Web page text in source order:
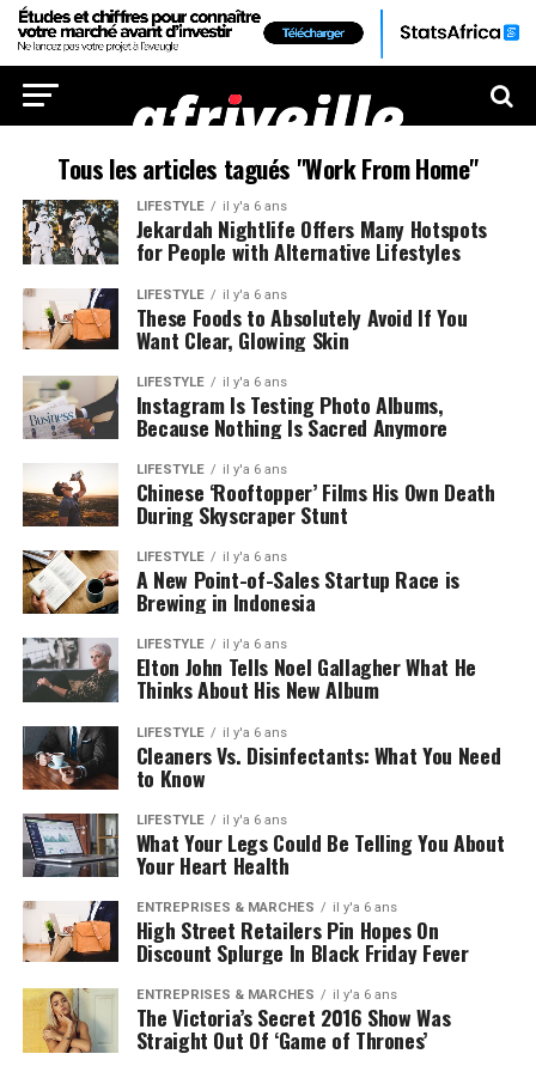
Tous les articles tagués "Work From Home"
LIFESTYLE il y'a 6 ans
Jekardah Nightlife Offers Many Hotspots
for People with Alternative Lifestyles
LIFESTYLE il y'a 6 ans
These Foods to Absolutely Avoid If You
Want Clear, Glowing Skin
LIFESTYLE il y'a 6 ans
Instagram Is Testing Photo Albums,
Because Nothing Is Sacred Anymore
LIFESTYLE il y'a 6 ans
Chinese ‘Rooftopper’ Films His Own Death
During Skyscraper Stunt
LIFESTYLE il y'a 6 ans
A New Point-of-Sales Startup Race is
Brewing in Indonesia
LIFESTYLE il y'a 6 ans
Elton John Tells Noel Gallagher What He
Thinks About His New Album
LIFESTYLE il y'a 6 ans
Cleaners Vs. Disinfectants: What You Need
to Know
LIFESTYLE il y'a 6 ans
What Your Legs Could Be Telling You About
Your Heart Health
ENTREPRISES & MARCHÉS il y'a 6 ans
High Street Retailers Pin Hopes On
Discount Splurge In Black Friday Fever
ENTREPRISES & MARCHÉS il y'a 6 ans
The Victoria’s Secret 2016 Show Was
Straight Out Of ‘Game of Thrones’